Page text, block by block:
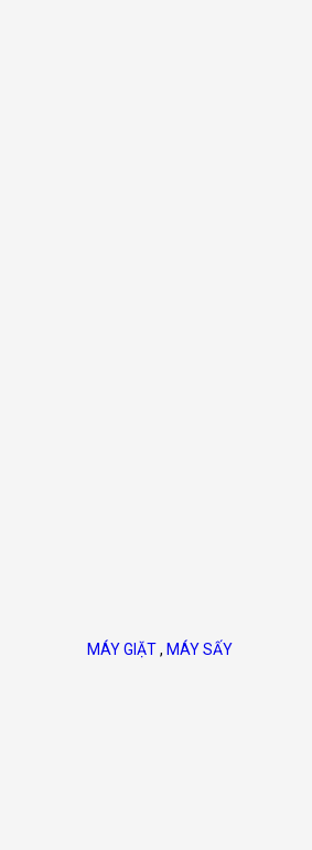
MÁY GIẶT, MÁY SẤY